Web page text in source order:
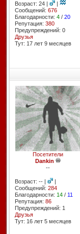
Возраст: 24 |
|
Сообщений: 676
Благодарности: 4/ 20
Репутация: 380
Предупреждений: 0
Друзья
Тут: 17 лет 9 месяцев
Посетители
Dankin
--
Возраст: -- |
|
Сообщений: 284
Благодарности: 14/ 11
Репутация: 86
Предупреждений: 1
Друзья
Тут: 16 лет 5 месяцев